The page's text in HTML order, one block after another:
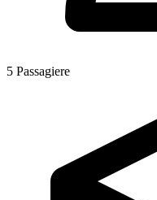
5 Passagiere